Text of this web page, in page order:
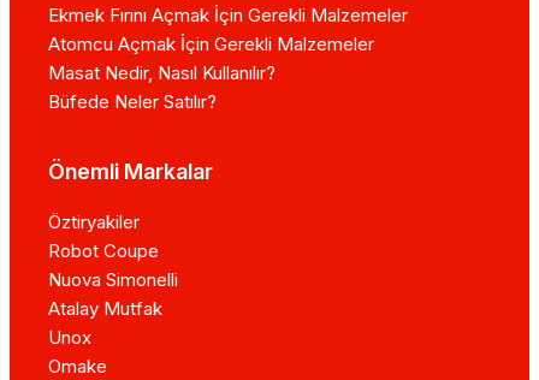
Ekmek Fırını Açmak İçin Gerekli Malzemeler
Atomcu Açmak İçin Gerekli Malzemeler
Masat Nedir, Nasıl Kullanılır?
Büfede Neler Satılır?
Önemli Markalar
Öztiryakiler
Robot Coupe
Nuova Simonelli
Atalay Mutfak
Unox
Omake